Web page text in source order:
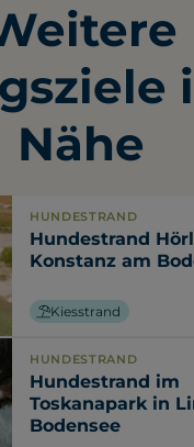
Nähe
HUNDESTRAND
Hundestrand
Konstanz am
Kiesstrand
HUNDESTRAND
Hundestrand im
Toskanapark in
Bodensee